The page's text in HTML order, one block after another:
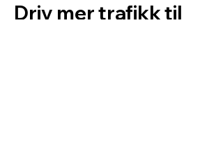
Driv mer trafikk til